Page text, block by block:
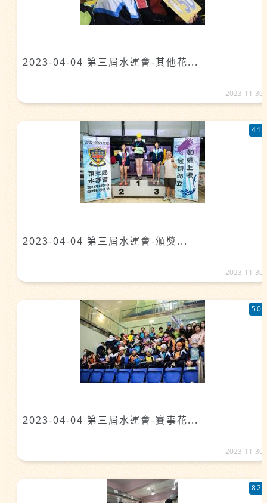
2023-04-04 第三屆水運會-其他花...
2023-11-30
2023-04-04 第三屆水運會-頒獎...
41
2023-11-30
2023-04-04 第三屆水運會-賽事花...
50
2023-11-30
82